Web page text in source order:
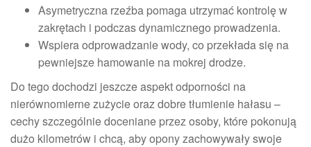
Asymetryczna rzeźba pomaga utrzymać kontrolę w
zakrętach i podczas dynamicznego prowadzenia.
Wspiera odprowadzanie wody, co przekłada się na
pewniejsze hamowanie na mokrej drodze.
Do tego dochodzi jeszcze aspekt odporności na
nierównomierne zużycie oraz dobre tłumienie hałasu –
cechy szczególnie doceniane przez osoby, które pokonują
dużo kilometrów i chcą, aby opony zachowywały swoje